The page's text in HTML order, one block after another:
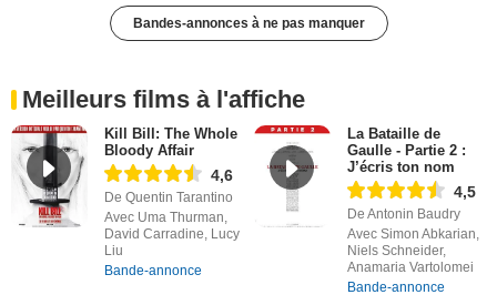
Bandes-annonces à ne pas manquer
Meilleurs films à l'affiche
Kill Bill: The Whole
Bloody Affair
4,6
De Quentin Tarantino
Avec Uma Thurman,
David Carradine, Lucy
Liu
Bande-annonce
La Bataille de
Gaulle - Partie 2 :
J’écris ton nom
4,5
De Antonin Baudry
Avec Simon Abkarian,
Niels Schneider,
Anamaria Vartolomei
Bande-annonce